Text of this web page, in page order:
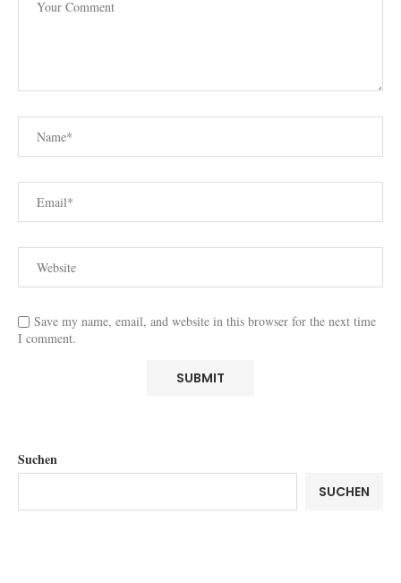
Save my name, email, and website in this browser for the next time
I comment.
Suchen
SUCHEN